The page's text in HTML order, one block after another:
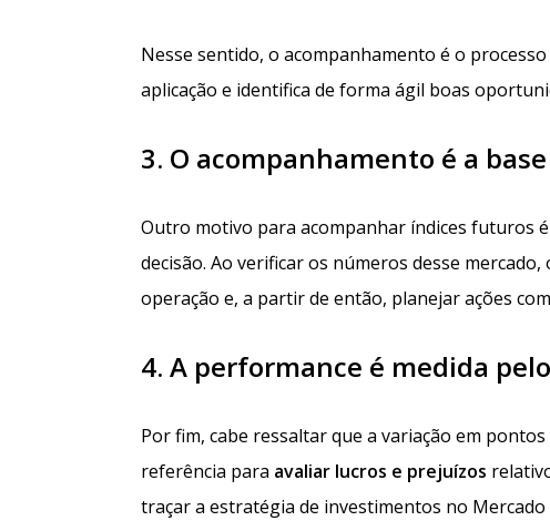
Nesse sentido, o acompanhamento é o
aplicação e identifica de forma ágil boas
3. O acompanhamento é a
Outro motivo para acompanhar índices futuros
decisão. Ao verificar os números desse
operação e, a partir de então, planejar ações
4. A performance é medida
Por fim, cabe ressaltar que a variação em
referência para avaliar lucros e prejuízos
traçar a estratégia de investimentos no Mercado